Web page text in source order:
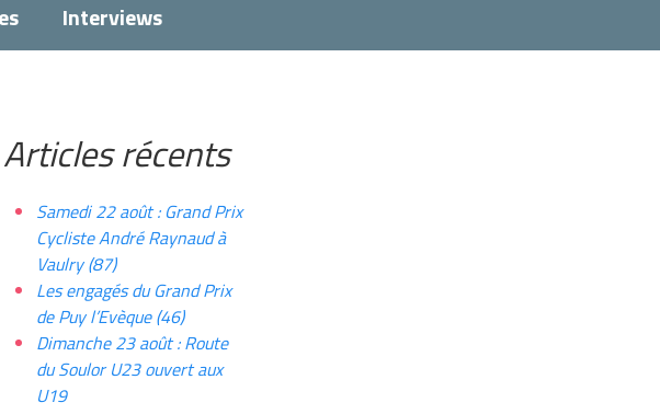
Interviews
Articles récents
Samedi 22 août : Grand Prix
Cycliste André Raynaud à
Vaulry (87)
Les engagés du Grand Prix
de Puy l’Evèque (46)
Dimanche 23 août : Route
du Soulor U23 ouvert aux
U19